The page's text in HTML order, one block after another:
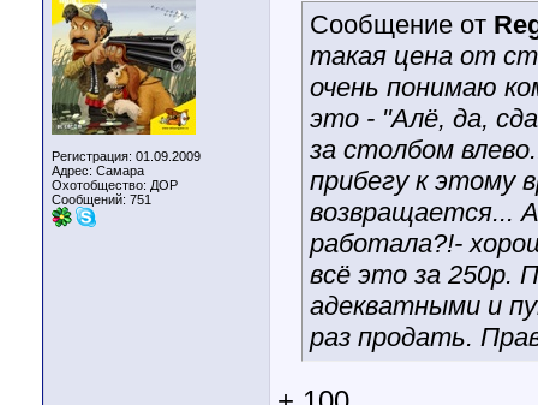
Регистрация: 01.09.2009
Адрес: Самара
Охотобщество: ДОР
Сообщений: 751
Сообщение от
такая цена от
очень понимаю
это - "Алё, да,
за столбом
прибегу к этому
возвращается...
работала?!-
всё это за 250р.
адекватными и
раз продать.